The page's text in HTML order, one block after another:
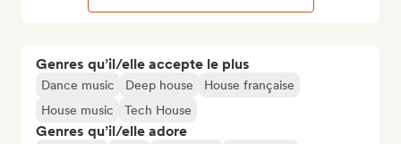
Genres qu’il/elle accepte le plus
Dance music Deep house
House française
House music
Tech House
Genres qu’il/elle adore